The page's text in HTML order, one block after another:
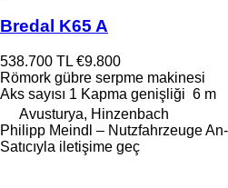
Bredal K65 A
538.700 TL €9.800
Römork gübre serpme makinesi
Aks sayısı 1 Kapma genişliği 6 m
Avusturya, Hinzenbach
Philipp Meindl – Nutzfahrzeuge
Satıcıyla iletişime geç